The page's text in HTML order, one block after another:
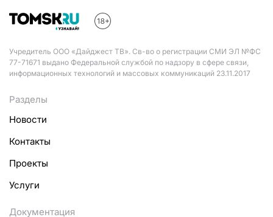
Учредитель ООО «Дайджест ТВ». Св-во о регистрации СМИ ЭЛ №ФС
77-71671 выдано Федеральной службой по надзору в сфере связи,
информационных технологий и массовых коммуникаций 23.11.2017
Разделы
Новости
Контакты
Проекты
Услуги
Документация